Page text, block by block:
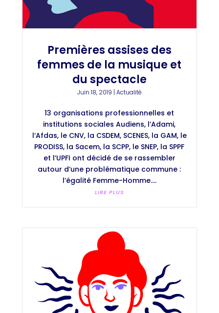
Premières assises des
femmes de la musique et
du spectacle
Juin 18, 2019 | Actualité
13 organisations professionnelles et
institutions sociales Audiens, l’Adami,
l’Afdas, le CNV, la CSDEM, SCENES, la GAM, le
PRODISS, la Sacem, la SCPP, le SNEP, la SPPF
et l’UPFI ont décidé de se rassembler
autour d’une problématique commune :
l’égalité Femme-Homme....
LIRE PLUS